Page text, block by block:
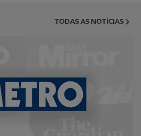
TODAS AS NOTÍCIAS